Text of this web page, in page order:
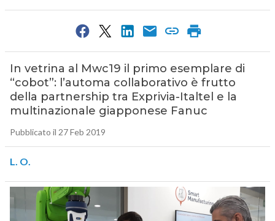
In vetrina al Mwc19 il primo esemplare di
“cobot”: l’automa collaborativo è frutto
della partnership tra Exprivia-Italtel e la
multinazionale giapponese Fanuc
Pubblicato il 27 Feb 2019
L. O.